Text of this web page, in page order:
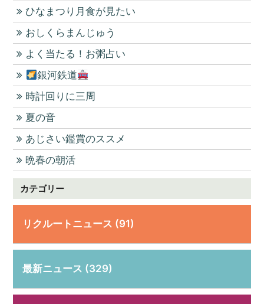
ひなまつり月食が見たい
おしくらまんじゅう
よく当たる！お粥占い
銀河鉄道
時計回りに三周
夏の音
あじさい鑑賞のススメ
晩春の朝活
カテゴリー
リクルートニュース (91)
最新ニュース (329)